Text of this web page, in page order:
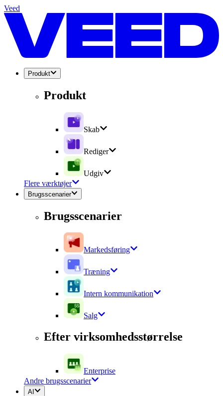
Veed
Produkt
Produkt
Skab
Rediger
Udgiv
Flere værktøjer
Brugsscenarier
Brugsscenarier
Markedsføring
Træning
Intern kommunikation
Salg
Efter virksomhedsstørrelse
Enterprise
Andre brugsscenarier
AI